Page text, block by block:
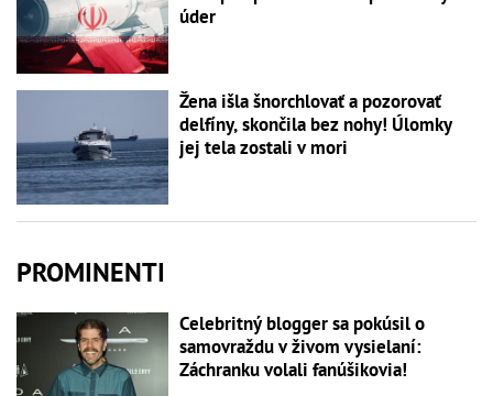
úder
Žena išla šnorchlovať a pozorovať
delfíny, skončila bez nohy! Úlomky
jej tela zostali v mori
PROMINENTI
Celebritný blogger sa pokúsil o
samovraždu v živom vysielaní:
Záchranku volali fanúšikovia!